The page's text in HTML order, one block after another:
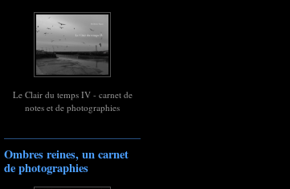
Le Clair du temps IV - carnet de
notes et de photographies
Ombres reines, un carnet
de photographies